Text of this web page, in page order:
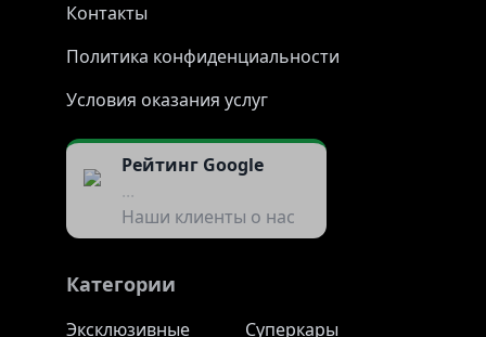
Контакты
Политика конфиденциальности
Условия оказания услуг
Рейтинг Google
...
Наши клиенты о нас
Категории
Эксклюзивные
Суперкары